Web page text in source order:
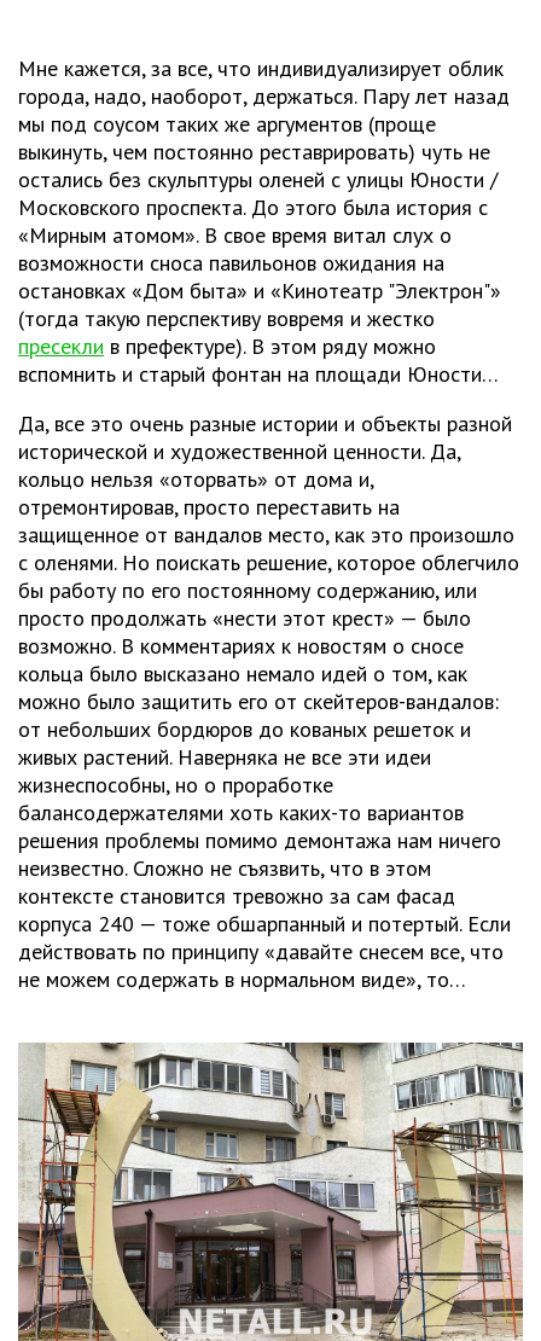
Мне кажется, за все, что индивидуализирует облик
города, надо, наоборот, держаться. Пару лет назад
мы под соусом таких же аргументов (проще
выкинуть, чем постоянно реставрировать) чуть не
остались без скульптуры оленей с улицы Юности /
Московского проспекта. До этого была история с
«Мирным атомом». В свое время витал слух о
возможности сноса павильонов ожидания на
остановках «Дом быта» и «Кинотеатр "Электрон"»
(тогда такую перспективу вовремя и жестко
пресекли в префектуре). В этом ряду можно
вспомнить и старый фонтан на площади Юности…
Да, все это очень разные истории и объекты разной
исторической и художественной ценности. Да,
кольцо нельзя «оторвать» от дома и,
отремонтировав, просто переставить на
защищенное от вандалов место, как это произошло
с оленями. Но поискать решение, которое облегчило
бы работу по его постоянному содержанию, или
просто продолжать «нести этот крест» — было
возможно. В комментариях к новостям о сносе
кольца было высказано немало идей о том, как
можно было защитить его от скейтеров-вандалов:
от небольших бордюров до кованых решеток и
живых растений. Наверняка не все эти идеи
жизнеспособны, но о проработке
балансодержателями хоть каких-то вариантов
решения проблемы помимо демонтажа нам ничего
неизвестно. Сложно не съязвить, что в этом
контексте становится тревожно за сам фасад
корпуса 240 — тоже обшарпанный и потертый. Если
действовать по принципу «давайте снесем все, что
не можем содержать в нормальном виде», то…